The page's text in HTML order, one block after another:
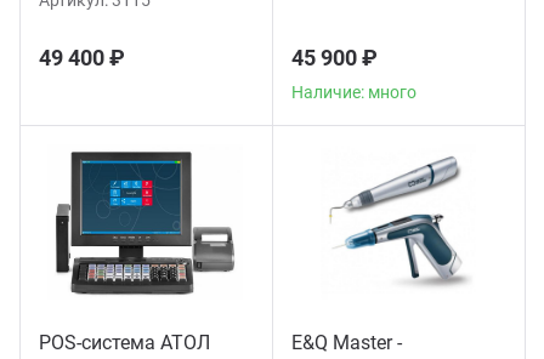
49 400 ₽ 45 900 ₽
Наличие: много
POS-система АТОЛ
E&Q Master -